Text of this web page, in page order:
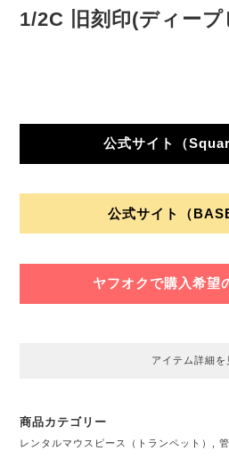
1/2C 旧刻印(ディー
公式サイト（
公式サイト（
ヤフオクで購入希望
アイテム詳細を
商品カテゴリー
レンタルマウスピース（トランペット） ,